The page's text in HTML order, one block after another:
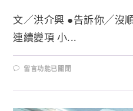
文／洪介興 ●告訴你╱沒
連續變項 小...
留言功能已關閉